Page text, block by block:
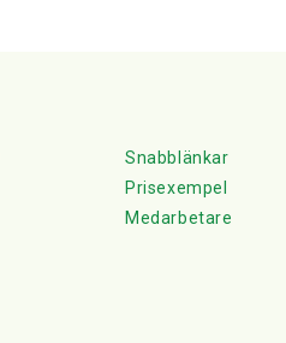
Snabblänkar
Prisexempel
Medarbetare